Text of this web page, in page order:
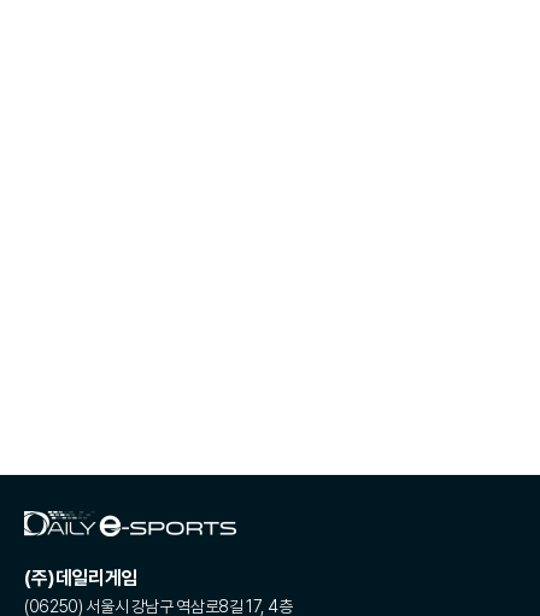
(주)데일리게임
(06250) 서울시 강남구 역삼로8길 17, 4층